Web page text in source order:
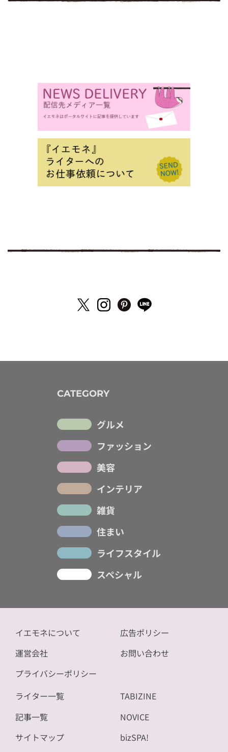
CATEGORY
グルメ
ファッション
美容
インテリア
雑貨
住まい
ライフスタイル
スペシャル
イエモネについて
運営会社
プライバシーポリシー
広告ポリシー
お問い合わせ
ライター一覧
記事一覧
サイトマップ
TABIZINE
NOVICE
bizSPA!